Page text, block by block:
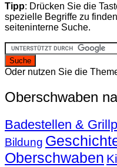
Tipp: Drücken Sie die
spezielle Begriffe zu
seiteninterne Suche.
Oder nutzen Sie die
Oberschwaben
Badestellen &
Bildung
Oberschwaben